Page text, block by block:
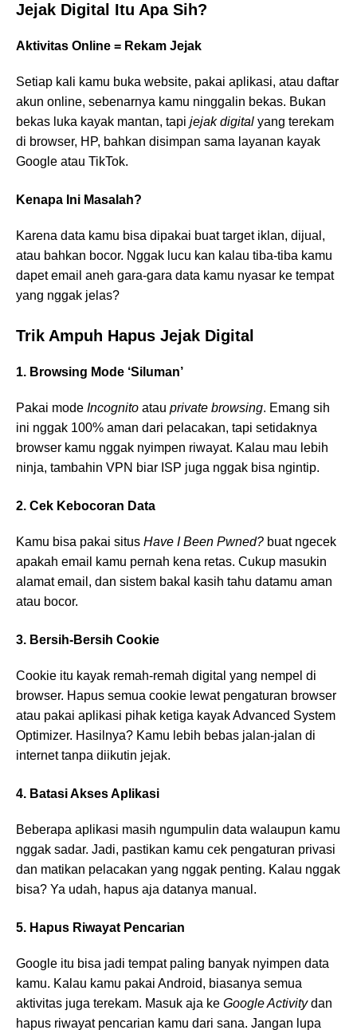
Jejak Digital Itu Apa Sih?
Aktivitas Online = Rekam Jejak
Setiap kali kamu buka website, pakai aplikasi, atau daftar
akun online, sebenarnya kamu ninggalin bekas. Bukan
bekas luka kayak mantan, tapi jejak digital yang terekam
di browser, HP, bahkan disimpan sama layanan kayak
Google atau TikTok.
Kenapa Ini Masalah?
Karena data kamu bisa dipakai buat target iklan, dijual,
atau bahkan bocor. Nggak lucu kan kalau tiba-tiba kamu
dapet email aneh gara-gara data kamu nyasar ke tempat
yang nggak jelas?
Trik Ampuh Hapus Jejak Digital
1. Browsing Mode ‘Siluman’
Pakai mode Incognito atau private browsing. Emang sih
ini nggak 100% aman dari pelacakan, tapi setidaknya
browser kamu nggak nyimpen riwayat. Kalau mau lebih
ninja, tambahin VPN biar ISP juga nggak bisa ngintip.
2. Cek Kebocoran Data
Kamu bisa pakai situs Have I Been Pwned? buat ngecek
apakah email kamu pernah kena retas. Cukup masukin
alamat email, dan sistem bakal kasih tahu datamu aman
atau bocor.
3. Bersih-Bersih Cookie
Cookie itu kayak remah-remah digital yang nempel di
browser. Hapus semua cookie lewat pengaturan browser
atau pakai aplikasi pihak ketiga kayak Advanced System
Optimizer. Hasilnya? Kamu lebih bebas jalan-jalan di
internet tanpa diikutin jejak.
4. Batasi Akses Aplikasi
Beberapa aplikasi masih ngumpulin data walaupun kamu
nggak sadar. Jadi, pastikan kamu cek pengaturan privasi
dan matikan pelacakan yang nggak penting. Kalau nggak
bisa? Ya udah, hapus aja datanya manual.
5. Hapus Riwayat Pencarian
Google itu bisa jadi tempat paling banyak nyimpen data
kamu. Kalau kamu pakai Android, biasanya semua
aktivitas juga terekam. Masuk aja ke Google Activitydan
hapus riwayat pencarian kamu dari sana. Jangan lupa